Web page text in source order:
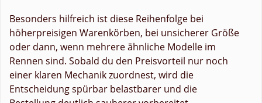
Besonders hilfreich ist diese Reihenfolge bei
höherpreisigen Warenkörben, bei unsicherer Größe
oder dann, wenn mehrere ähnliche Modelle im
Rennen sind. Sobald du den Preisvorteil nur noch
einer klaren Mechanik zuordnest, wird die
Entscheidung spürbar belastbarer und die